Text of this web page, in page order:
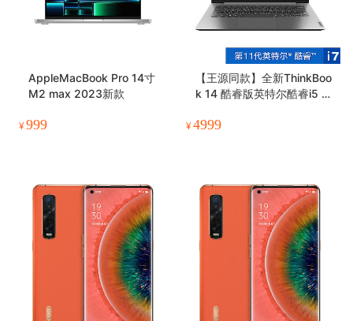
AppleMacBook Pro 14寸
M2 max 2023新款
¥999
【王源同款】全新ThinkBoo
k 14 酷睿版英特尔酷睿i5 锐
¥4999